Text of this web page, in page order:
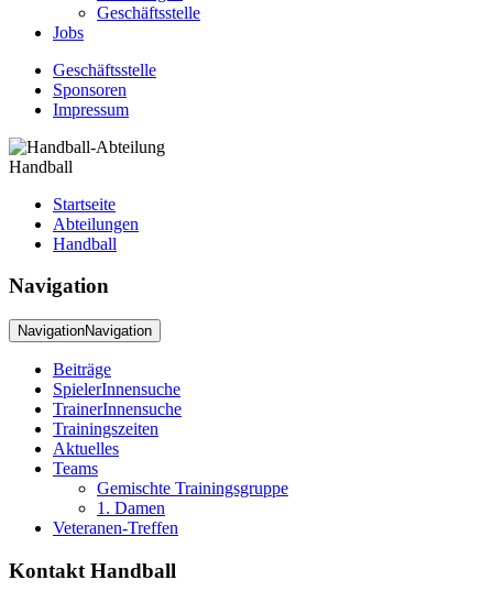
Geschäftsstelle
Jobs
Geschäftsstelle
Sponsoren
Impressum
Handball
Startseite
Abteilungen
Handball
Navigation
NavigationNavigation
Beiträge
SpielerInnensuche
TrainerInnensuche
Trainingszeiten
Aktuelles
Teams
Gemischte Trainingsgruppe
1. Damen
Veteranen-Treffen
Kontakt Handball